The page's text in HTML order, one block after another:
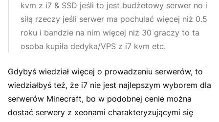
kvm z i7 & SSD jeśli to jest budżetowy serwer no i
siłą rzeczy jeśli serwer ma pochulać więcej niż 0.5
roku i bandzie na nim więcej niż 30 graczy to ta
osoba kupiła dedyka/VPS z i7 kvm etc.
Gdybyś wiedział więcej o prowadzeniu serwerów, to
wiedziałbyś też, że i7 nie jest najlepszym wyborem dla
serwerów Minecraft, bo w podobnej cenie można
dostać serwery z xeonami charakteryzującymi się